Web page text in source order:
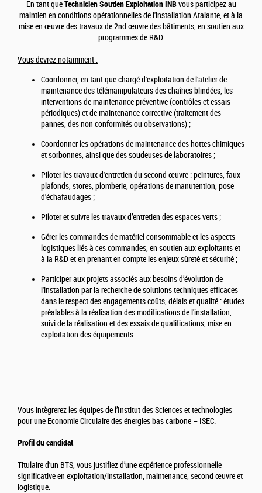
En tant queTechnicien Soutien Exploitation INBvous participez au
maintien en conditions opérationnelles de l'installation Atalante, et à la
mise en œuvre des travaux de 2nd œuvre des bâtiments, en soutien aux
programmes de R&D.
Vous devrez notamment :
Coordonner, en tant que chargé d'exploitation de l'atelier de
maintenance des télémanipulateurs des chaînes blindées, les
interventions de maintenance préventive (contrôles et essais
périodiques) et de maintenance corrective (traitement des
pannes, des non conformités ou observations) ;
Coordonner les opérations de maintenance des hottes chimiques
et sorbonnes, ainsi que des soudeuses de laboratoires ;
Piloter les travaux d'entretien du second œuvre : peintures, faux
plafonds, stores, plomberie, opérations de manutention, pose
d'échafaudages ;
Piloter et suivre les travaux d’entretien des espaces verts ;
Gérer les commandes de matériel consommable et les aspects
logistiques liés à ces commandes, en soutien aux exploitants et
à la R&D et en prenant en compte les enjeux sûreté et sécurité ;
Participer aux projets associés aux besoins d’évolution de
l'installation par la recherche de solutions techniques efficaces
dans le respect des engagements coûts, délais et qualité : études
préalables à la réalisation des modifications de l'installation,
suivi de la réalisation et des essais de qualifications, mise en
exploitation des équipements.
Vous intègrerez les équipes de l’Institut des Sciences et technologies
pour une Economie Circulaire des énergies bas carbone – ISEC.
Profil du candidat
Titulaire d'un BTS, vous justifiez d’une expérience professionnelle
significative en exploitation/installation, maintenance, second œuvre et
logistique.